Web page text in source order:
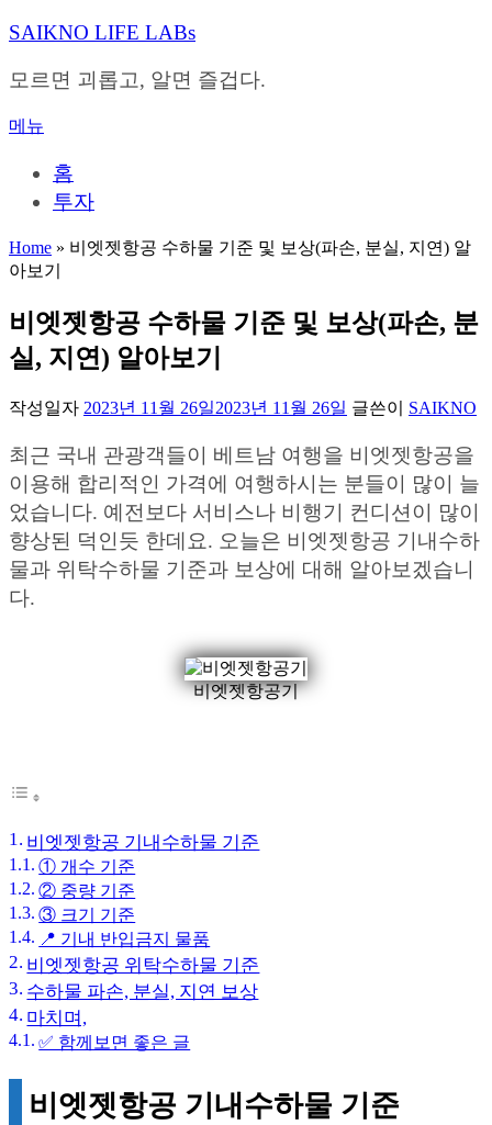
내
으
바
SAIKNO LIFE LABs
모르면 괴롭고, 알면 즐겁다.
메뉴
홈
투자
Home » 비엣젯항공 수하물 기준 및 보상(파손, 분실, 지연) 알
아보기
비엣젯항공 수하물 기준 및 보상(파손, 분
실, 지연) 알아보기
작성일자 2023년 11월 26일2023년 11월 26일 글쓴이 SAIKNO
최근 국내 관광객들이 베트남 여행을 비엣젯항공을
이용해 합리적인 가격에 여행하시는 분들이 많이 늘
었습니다. 예전보다 서비스나 비행기 컨디션이 많이
향상된 덕인듯 한데요. 오늘은 비엣젯항공 기내수하
물과 위탁수하물 기준과 보상에 대해 알아보겠습니
다.
비엣젯항공기
비엣젯항공 기내수하물 기준
① 개수 기준
② 중량 기준
③ 크기 기준
📍 기내 반입금지 물품
비엣젯항공 위탁수하물 기준
수하물 파손, 분실, 지연 보상
마치며,
✅ 함께보면 좋은 글
비엣젯항공 기내수하물 기준